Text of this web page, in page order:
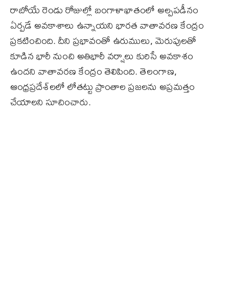
రాబోయే రెండు రోజుల్లో బంగాళాఖాతంలో అల్పపడీనం
ఏర్పడే అవకాశాలు ఉన్నాయని భారత వాతావరణ కేంద్రం
ప్రకటించింది. దీని ప్రభావంతో ఉరుములు, మెరుపులతో
కూడిన భారీ నుంచి అతిభారీ వర్షాలు కురిసే అవకాశం
ఉందని వాతావరణ కేంద్రం తెలిపింది. తెలంగాణ,
ఆంధ్రప్రదేశ్‌లలో లోతట్టు ప్రాంతాల ప్రజలను అప్రమత్తం
చేయాలని సూచించారు.